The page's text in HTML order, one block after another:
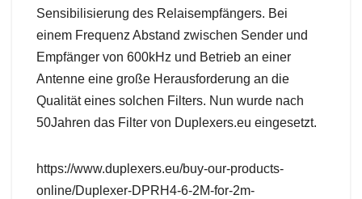
Sensibilisierung des Relaisempfängers. Bei
einem Frequenz Abstand zwischen Sender und
Empfänger von 600kHz und Betrieb an einer
Antenne eine große Herausforderung an die
Qualität eines solchen Filters. Nun wurde nach
50Jahren das Filter von Duplexers.eu eingesetzt.
https://www.duplexers.eu/buy-our-products-
online/Duplexer-DPRH4-6-2M-for-2m-